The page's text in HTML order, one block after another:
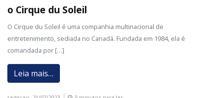
o Cirque du Soleil
O Cirque du Soleil é uma companhia multinacional de
entretenimento, sediada no Canadá. Fundada em 1984, ela é
comandada por […]
Leia mais…